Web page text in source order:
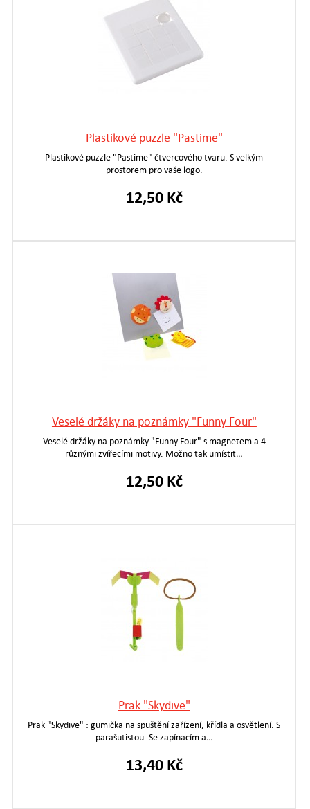
Plastikové puzzle "Pastime"
Plastikové puzzle "Pastime" čtvercového tvaru. S velkým
prostorem pro vaše logo.
12,50 Kč
Veselé držáky na poznámky "Funny Four"
Veselé držáky na poznámky "Funny Four" s magnetem a 4
různými zvířecími motivy. Možno tak umístit…
12,50 Kč
Prak "Skydive"
Prak "Skydive" : gumička na spuštění zařízení, křídla a osvětlení. S
parašutistou. Se zapínacím a…
13,40 Kč